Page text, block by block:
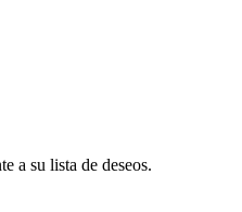
a su lista de deseos.